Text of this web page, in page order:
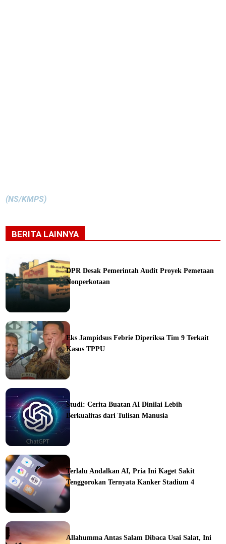
(NS/KMPS)
BERITA LAINNYA
DPR Desak Pemerintah Audit Proyek Pemetaan
Nonperkotaan
Eks Jampidsus Febrie Diperiksa Tim 9 Terkait
Kasus TPPU
Studi: Cerita Buatan AI Dinilai Lebih
Berkualitas dari Tulisan Manusia
Terlalu Andalkan AI, Pria Ini Kaget Sakit
Tenggorokan Ternyata Kanker Stadium 4
Allahumma Antas Salam Dibaca Usai Salat, Ini